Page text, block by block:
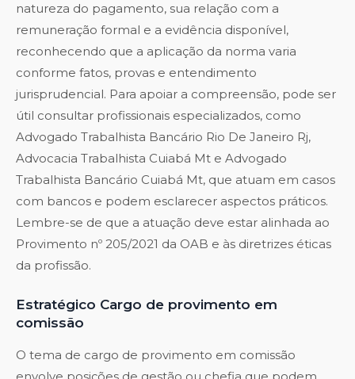
natureza do pagamento, sua relação com a
remuneração formal e a evidência disponível,
reconhecendo que a aplicação da norma varia
conforme fatos, provas e entendimento
jurisprudencial. Para apoiar a compreensão, pode ser
útil consultar profissionais especializados, como
Advogado Trabalhista Bancário Rio De Janeiro Rj,
Advocacia Trabalhista Cuiabá Mt e Advogado
Trabalhista Bancário Cuiabá Mt, que atuam em casos
com bancos e podem esclarecer aspectos práticos.
Lembre-se de que a atuação deve estar alinhada ao
Provimento nº 205/2021 da OAB e às diretrizes éticas
da profissão.
Estratégico Cargo de provimento em
comissão
O tema de cargo de provimento em comissão